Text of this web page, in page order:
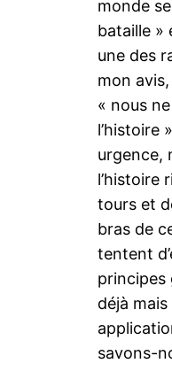
monde
bataille »
une des
mon
« nous
l’histoire
urgence,
l’histoire
tours et
bras de
tentent
principes
déjà
savons-